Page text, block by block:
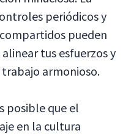
periódicos y
pueden
tus esfuerzos y
armonioso.
posible que el
en la cultura